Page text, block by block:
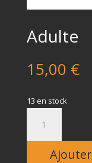
Adulte
15,00 €
13 en stock
Adulte